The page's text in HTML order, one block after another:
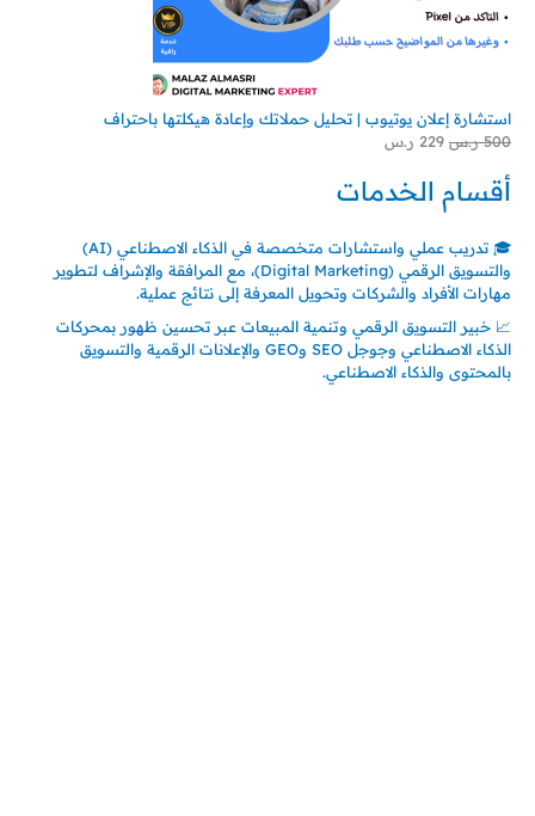
استشارة إعلان يوتيوب | تحليل حملاتك وإعادة هيكلتها باحتراف
500 ر.س 229 ر.س
أقسام الخدمات
🎓 تدريب عملي واستشارات متخصصة في الذكاء الاصطناعي (AI)
والتسويق الرقمي (Digital Marketing)، مع المرافقة والإشراف لتطوير
مهارات الأفراد والشركات وتحويل المعرفة إلى نتائج عملية.
📈 خبير التسويق الرقمي وتنمية المبيعات عبر تحسين ظهور بمحركات
الذكاء الاصطناعي وجوجل SEO وGEO والإعلانات الرقمية والتسويق
بالمحتوى والذكاء الاصطناعي.